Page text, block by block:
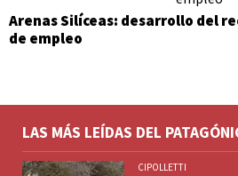
Arenas Silíceas: desarrollo del
de empleo
LAS MÁS LEÍDAS DEL
CIPOLLETTI